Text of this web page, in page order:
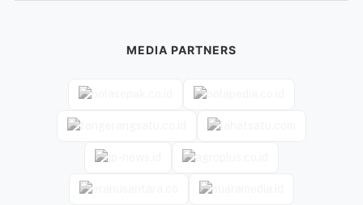
MEDIA PARTNERS